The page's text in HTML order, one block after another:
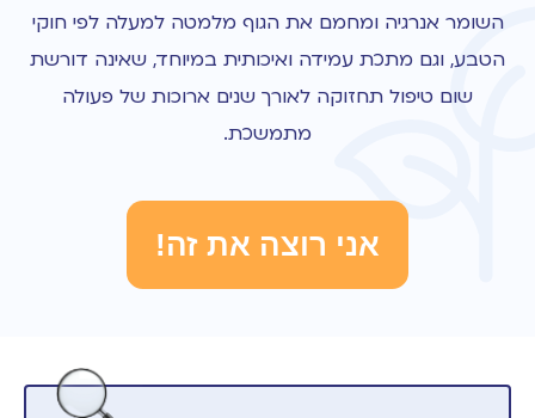
השומר אנרגיה ומחמם את הגוף מלמטה למעלה לפי חוקי
הטבע, וגם מתכת עמידה ואיכותית במיוחד, שאינה דורשת
שום טיפול תחזוקה לאורך שנים ארוכות של פעולה
מתמשכת.
אני רוצה את זה!